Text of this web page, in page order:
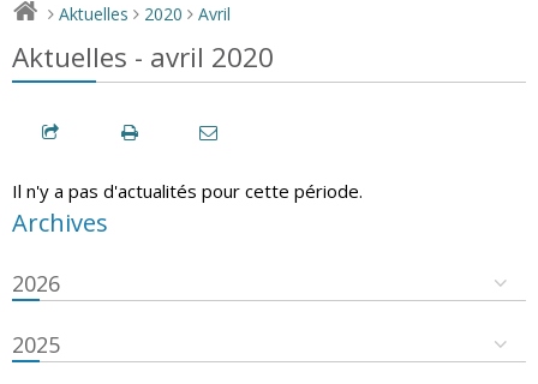
> Aktuelles > 2020 > Avril
Aktuelles - avril 2020
Il n'y a pas d'actualités pour cette période.
Archives
2026
2025